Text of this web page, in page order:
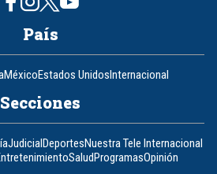
País
MéxicoEstados UnidosInternacional
Secciones
JudicialDeportesNuestra Tele Internacional
SaludProgramasOpinión